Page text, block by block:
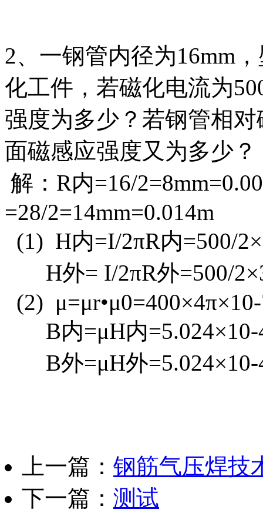
2、一钢管内径为16mm
化工件，若磁化电流为
强度为多少？若钢管相
面磁感应强度又为多少？
解：R内=16/
=28/2=14mm=0.014m
(1) H内=I/2πR内=500/
H外= I/2πR外=500/
(2)
B内=μH内=5.024×10-
B外=μH外=5.024×10-
上一篇： 钢筋气压焊技
下一篇： 测试